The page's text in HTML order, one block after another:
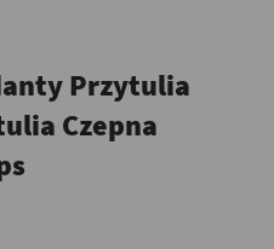
Przytulia
Czepna